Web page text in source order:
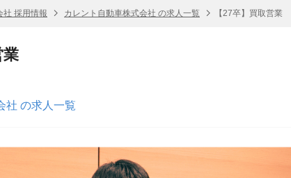
社 採用情報 カレント自動車株式会社 の求人一覧 【27卒】買取営業
業
社 の求人一覧